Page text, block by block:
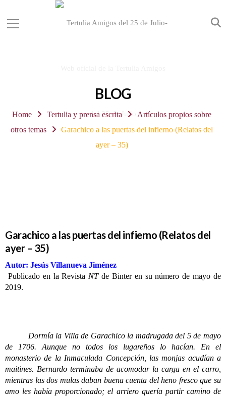
BLOG
Home Tertulia y prensa escrita
Artículos propios sobre
otros temas
Garachico a las puertas del infierno (Relatos del
ayer – 35)
Garachico a las puertas del infierno (Relatos del
ayer – 35)
Autor: Jesús Villanueva Jiménez
Publicado en la Revista NTde Binter en su número de mayo de
2019.
Dormía la Villa de Garachico la madrugada del 5 de mayo
de 1706. Aunque no todos los lugareños lo hacían. En el
monasterio de la Inmaculada Concepción, las monjas acudían a
maitines. Bernardo terminaba de acomodar la carga en el carro,
mientras las dos mulas daban buena cuenta del heno fresco que su
amo les había proporcionado; el arriero quería partir camino de